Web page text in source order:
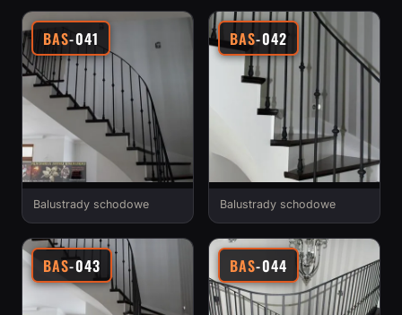
BAS-041
Balustrady schodowe
BAS-042
Balustrady schodowe
BAS-043 BAS-044